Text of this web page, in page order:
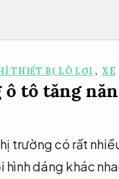
THIẾT BỊ LÒ LƠI , XE
ô tô tăng
trường có rất
hình dáng khác